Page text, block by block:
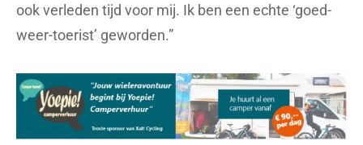
ook verleden tijd voor mij. Ik ben een echte ‘goed-
weer-toerist’ geworden.”